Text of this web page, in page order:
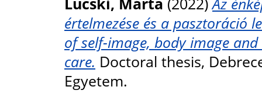
értelmezése és a pasztoráció
of self-image, body image
care. Doctoral thesis,
Egyetem.